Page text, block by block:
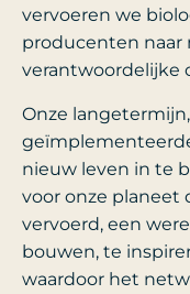
vervoeren we
producenten naar
verantwoordelijke
Onze
nieuw leven in te
voor onze planeet
vervoerd, een
bouwen, te
waardoor het